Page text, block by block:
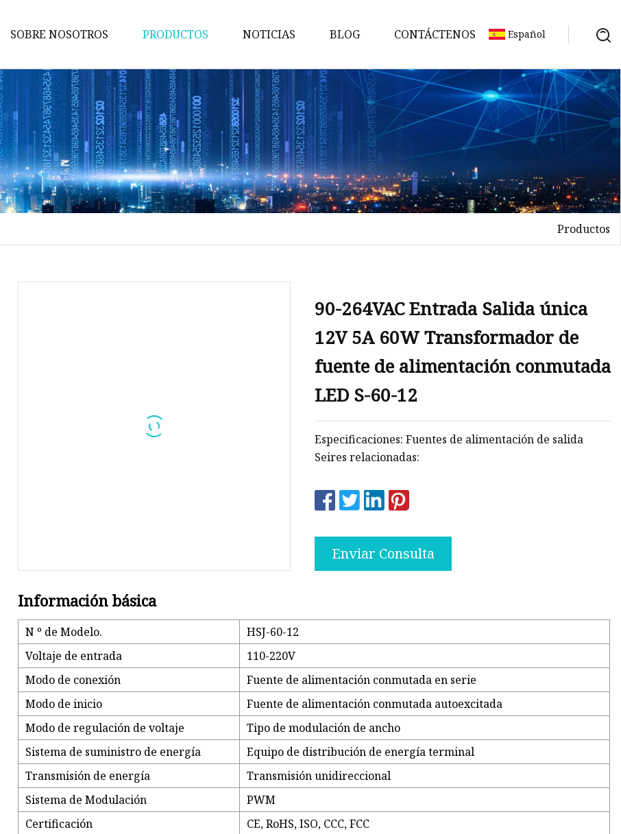
SOBRE NOSOTROS PRODUCTOS
Bobina de inmersión
Bobina SMD
Núcleo magnético
bobinas
Transformador electrónico
Inductor
Núcleo de ferrita Ni-Zn
Transformador de alta frecuencia
Transformador de conmutación
Núcleo de polvo de aleación
NOTICIAS BLOG CONTÁCTENOS Español
Productos
90-264VAC Entrada Salida única
12V 5A 60W Transformador de
fuente de alimentación conmutada
LED S-60-12
Especificaciones: Fuentes de alimentación de salida
Seires relacionadas:
Enviar Consulta
Información básica
N º de Modelo.
HSJ-60-12
Voltaje de entrada
110-220V
Modo de conexión
Fuente de alimentación conmutada en serie
Modo de inicio
Fuente de alimentación conmutada autoexcitada
Modo de regulación de voltaje
Tipo de modulación de ancho
Sistema de suministro de energía
Equipo de distribución de energía terminal
Transmisión de energía
Transmisión unidireccional
Sistema de Modulación
PWM
Certificación
CE, RoHS, ISO, CCC, FCC